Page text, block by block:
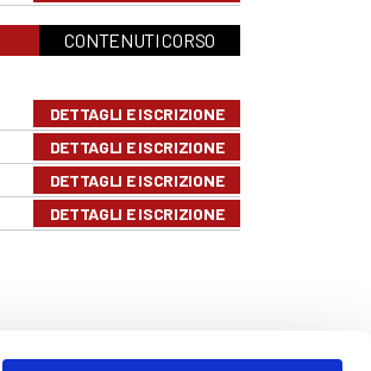
CONTENUTI CORSO
DETTAGLI E ISCRIZIONE
DETTAGLI E ISCRIZIONE
DETTAGLI E ISCRIZIONE
DETTAGLI E ISCRIZIONE